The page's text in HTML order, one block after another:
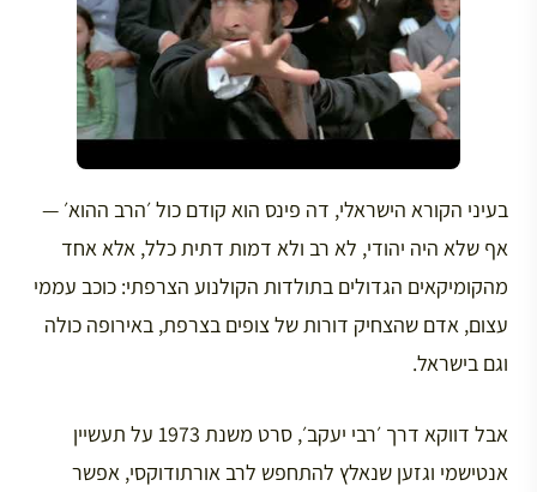
בעיני הקורא הישראלי, דה פינס הוא קודם כול ׳הרב ההוא׳ —
אף שלא היה יהודי, לא רב ולא דמות דתית כלל, אלא אחד
מהקומיקאים הגדולים בתולדות הקולנוע הצרפתי: כוכב עממי
עצום, אדם שהצחיק דורות של צופים בצרפת, באירופה כולה
וגם בישראל.
אבל דווקא דרך ׳רבי יעקב׳, סרט משנת 1973 על תעשיין
אנטישמי וגזען שנאלץ להתחפש לרב אורתודוקסי, אפשר